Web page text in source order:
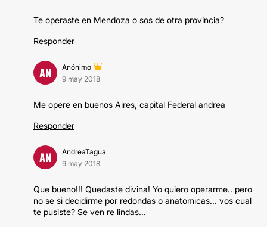
Te operaste en Mendoza o sos de otra provincia?
Responder
AN
Anónimo
9 may 2018
Me opere en buenos Aires, capital Federal andrea
Responder
AN
AndreaTagua
9 may 2018
Que bueno!!! Quedaste divina! Yo quiero operarme.. pero
no se si decidirme por redondas o anatomicas... vos cual
te pusiste? Se ven re lindas...